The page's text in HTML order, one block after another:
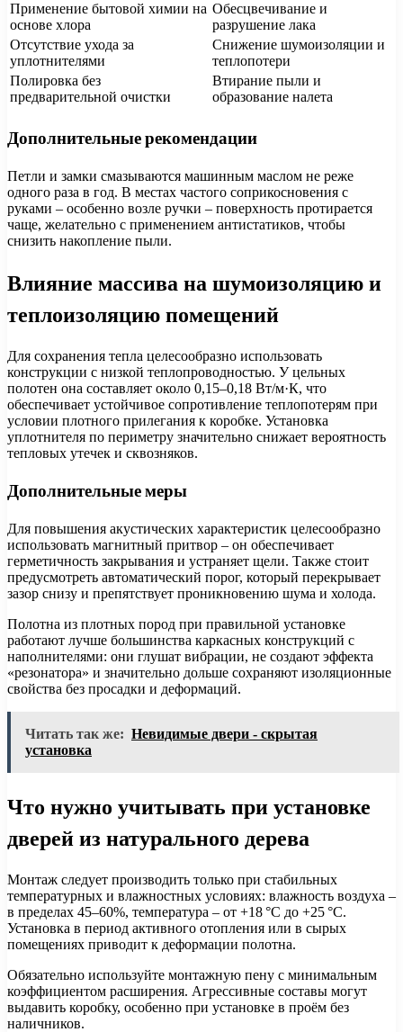
Применение бытовой химии на
основе хлора
Обесцвечивание и
разрушение лака
Отсутствие ухода за
уплотнителями
Снижение шумоизоляции и
теплопотери
Полировка без
предварительной очистки
Втирание пыли и
образование налета
Дополнительные рекомендации
Петли и замки смазываются машинным маслом не реже
одного раза в год. В местах частого соприкосновения с
руками – особенно возле ручки – поверхность протирается
чаще, желательно с применением антистатиков, чтобы
снизить накопление пыли.
Влияние массива на шумоизоляцию и
теплоизоляцию помещений
Для сохранения тепла целесообразно использовать
конструкции с низкой теплопроводностью. У цельных
полотен она составляет около 0,15–0,18 Вт/м·К, что
обеспечивает устойчивое сопротивление теплопотерям при
условии плотного прилегания к коробке. Установка
уплотнителя по периметру значительно снижает вероятность
тепловых утечек и сквозняков.
Дополнительные меры
Для повышения акустических характеристик целесообразно
использовать магнитный притвор – он обеспечивает
герметичность закрывания и устраняет щели. Также стоит
предусмотреть автоматический порог, который перекрывает
зазор снизу и препятствует проникновению шума и холода.
Полотна из плотных пород при правильной установке
работают лучше большинства каркасных конструкций с
наполнителями: они глушат вибрации, не создают эффекта
«резонатора» и значительно дольше сохраняют изоляционные
свойства без просадки и деформаций.
Читать так же: Невидимые двери - скрытая
установка
Что нужно учитывать при установке
дверей из натурального дерева
Монтаж следует производить только при стабильных
температурных и влажностных условиях: влажность воздуха –
в пределах 45–60%, температура – от +18 °C до +25 °C.
Установка в период активного отопления или в сырых
помещениях приводит к деформации полотна.
Обязательно используйте монтажную пену с минимальным
коэффициентом расширения. Агрессивные составы могут
выдавить коробку, особенно при установке в проём без
наличников.